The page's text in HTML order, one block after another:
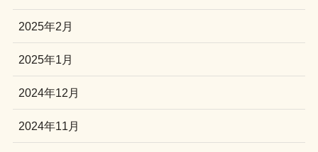
2025年2月
2025年1月
2024年12月
2024年11月